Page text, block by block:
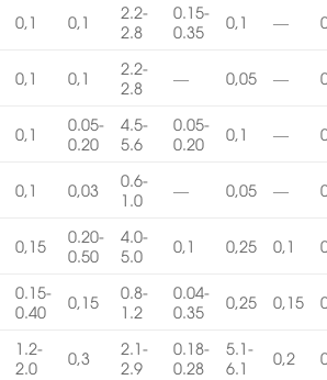
0,1 0,1
2.2-
2.8
0.15-
0.35
0,1 —
0,1 0,1
2.2-
2.8
— 0,05 —
0,1
0.05-
0.20
4.5-
5.6
0.05-
0.20
0,1 —
0,1 0,03
0.6-
1.0
— 0,05 —
0,15
0.20-
0.50
4.0-
5.0
0,1 0,25 0,1
0.15-
0.40
0,15
0.8-
1.2
0.04-
0.35
0,25 0,15
1.2-
2.0
0,3
2.1-
2.9
0.18-
0.28
5.1-
6.1
0,2